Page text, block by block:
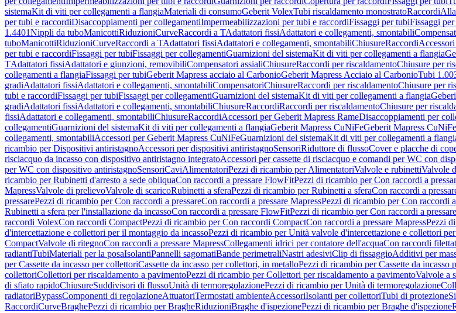
sistemaKit di viti per collegamenti a flangiaMateriali di consumoGeberit VolexTubi riscaldamento monostratoRaccordi
per tubi e raccordiDisaccoppiamenti per collegamentiImpermeabilizzazioni per tubi e raccordiFissaggi per tubiFissaggi
1.4401Nippli da tuboManicottiRiduzioniCurveRaccordi a TAdattatori fissiAdattatori e collegamenti, smontabili
tuboManicottiRiduzioniCurveRaccordi a TAdattatori fissiAdattatori e collegamenti, smontabiliChiusureRaccordi
per tubi e raccordiFissaggi per tubiFissaggi per collegamentiGuarnizioni del sistemaKit di viti per collegamenti a flangia
TAdattatori fissiAdattatori e giunzioni, removibiliCompensatori assialiChiusureRaccordi per riscaldamentoChiusure per
collegamenti a flangiaFissaggi per tubiGeberit Mapress acciaio al CarbonioGeberit Mapress Acciaio al CarbonioTubi
gradiAdattatori fissiAdattatori e collegamenti, smontabiliCompensatoriChiusureRaccordi per riscaldamentoChiusure per
tubi e raccordiFissaggi per tubiFissaggi per collegamentiGuarnizioni del sistemaKit di viti per collegamenti a flangia
gradiAdattatori fissiAdattatori e collegamenti, smontabiliChiusureRaccordiRaccordi per riscaldamentoChiusure per
fissiAdattatori e collegamenti, smontabiliChiusureRaccordiAccessori per Geberit Mapress RameDisaccoppiamenti per
collegamentiGuarnizioni del sistemaKit di viti per collegamenti a flangiaGeberit Mapress CuNiFeGeberit Mapress CuNiFe
collegamenti, smontabiliAccessori per Geberit Mapress CuNiFeGuarnizioni del sistemaKit di viti per collegamenti a
ricambio per Dispositivi antiristagnoAccessori per dispositivi antiristagnoSensoriRiduttore di flussoCover e placche di
risciacquo da incasso con dispositivo antiristagno integratoAccessori per cassette di risciacquo e comandi per WC con
per WC con dispositivo antiristagnoSensoriCaviAlimentatoriPezzi di ricambio per AlimentatoriValvole e rubinettiValvole
ricambio per Rubinetti d'arresto a sede obliquaCon raccordi a pressare FlowFitPezzi di ricambio per Con raccordi a
MapressValvole di prelievoValvole di scaricoRubinetti a sferaPezzi di ricambio per Rubinetti a sferaCon raccordi a
pressarePezzi di ricambio per Con raccordi a pressareCon raccordi a pressare MapressPezzi di ricambio per Con raccordi
Rubinetti a sfera per l'installazione da incassoCon raccordi a pressare FlowFitPezzi di ricambio per Con raccordi a
raccordi VolexCon raccordi CompactPezzi di ricambio per Con raccordi CompactCon raccordi a pressare MapressPezzi
d'intercettazione e collettori per il montaggio da incassoPezzi di ricambio per Unità valvole d'intercettazione e collettori
CompactValvole di ritegnoCon raccordi a pressare MapressCollegamenti idrici per contatore dell'acquaCon raccordi
radiantiTubiMateriali per la posaIsolantiPannelli sagomatiBande perimetraliNastri adesiviClip di fissaggioAdditivi per
per Cassette da incasso per collettoriCassette da incasso per collettori, in metalloPezzi di ricambio per Cassette da incasso
collettoriCollettori per riscaldamento a pavimentoPezzi di ricambio per Collettori per riscaldamento a pavimentoValvole a
di sfiato rapidoChiusureSuddivisori di flussoUnità di termoregolazionePezzi di ricambio per Unità di termoregolazione
radiatoriBypassComponenti di regolazioneAttuatoriTermostati ambienteAccessoriIsolanti per collettoriTubi di protezione
RaccordiCurveBraghePezzi di ricambio per BragheRiduzioniBraghe d'ispezionePezzi di ricambio per Braghe d'ispezione